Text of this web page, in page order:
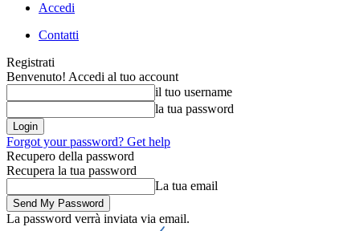
Accedi
Contatti
Registrati
Benvenuto! Accedi al tuo account
il tuo username
la tua password
Forgot your password? Get help
Recupero della password
Recupera la tua password
La tua email
La password verrà inviata via email.